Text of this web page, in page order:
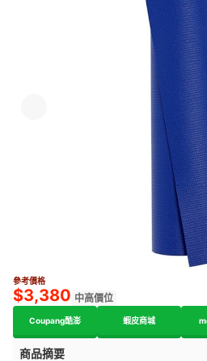
參考價格
$3,380 中高價位
Coupang酷澎 蝦皮商城
商品摘要